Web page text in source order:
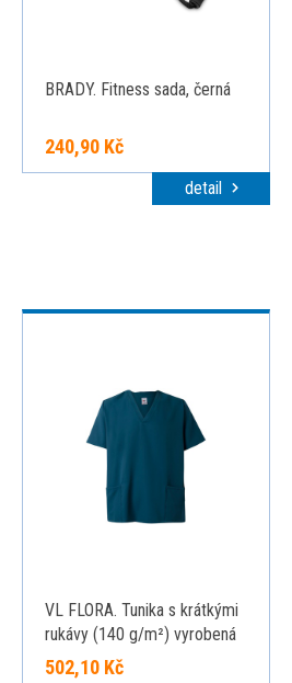
BRADY. Fitness sada, černá
240,90 Kč
detail
VL FLORA. Tunika s krátkými
rukávy (140 g/m²) vyrobená
ze 100 % mikrovlákna,
502,10 Kč